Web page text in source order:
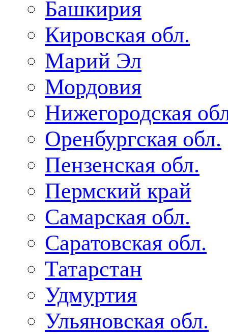
Башкирия
Кировская обл.
Марий Эл
Мордовия
Нижегородская
Оренбургская обл.
Пензенская обл.
Пермский край
Самарская обл.
Саратовская обл.
Татарстан
Удмуртия
Ульяновская обл.